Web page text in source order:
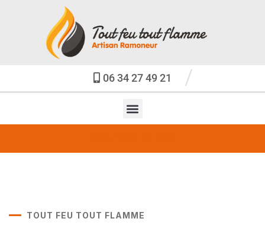
06 34 27 49 21
TOUT FEU TOUT FLAMME